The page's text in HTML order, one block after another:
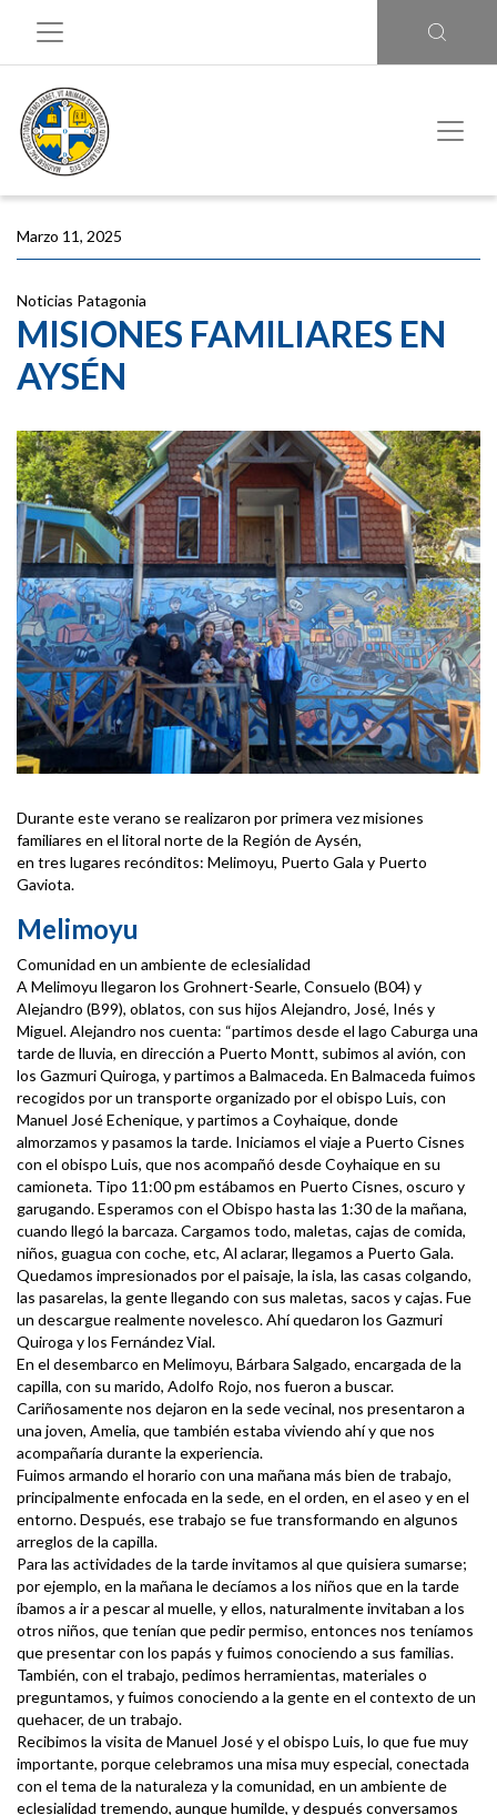
Marzo 11, 2025
Noticias Patagonia
MISIONES FAMILIARES EN
AYSÉN
Durante este verano se realizaron por primera vez misiones
familiares en el litoral norte de la Región de Aysén,
en tres lugares recónditos: Melimoyu, Puerto Gala y Puerto
Gaviota.
Melimoyu
Comunidad en un ambiente de eclesialidad
A Melimoyu llegaron los Grohnert-Searle, Consuelo (B04) y
Alejandro (B99), oblatos, con sus hijos Alejandro, José, Inés y
Miguel. Alejandro nos cuenta: “partimos desde el lago Caburga una
tarde de lluvia, en dirección a Puerto Montt, subimos al avión, con
los Gazmuri Quiroga, y partimos a Balmaceda. En Balmaceda fuimos
recogidos por un transporte organizado por el obispo Luis, con
Manuel José Echenique, y partimos a Coyhaique, donde
almorzamos y pasamos la tarde. Iniciamos el viaje a Puerto Cisnes
con el obispo Luis, que nos acompañó desde Coyhaique en su
camioneta. Tipo 11:00 pm estábamos en Puerto Cisnes, oscuro y
garugando. Esperamos con el Obispo hasta las 1:30 de la mañana,
cuando llegó la barcaza. Cargamos todo, maletas, cajas de comida,
niños, guagua con coche, etc, Al aclarar, llegamos a Puerto Gala.
Quedamos impresionados por el paisaje, la isla, las casas colgando,
las pasarelas, la gente llegando con sus maletas, sacos y cajas. Fue
un descargue realmente novelesco. Ahí quedaron los Gazmuri
Quiroga y los Fernández Vial.
En el desembarco en Melimoyu, Bárbara Salgado, encargada de la
capilla, con su marido, Adolfo Rojo, nos fueron a buscar.
Cariñosamente nos dejaron en la sede vecinal, nos presentaron a
una joven, Amelia, que también estaba viviendo ahí y que nos
acompañaría durante la experiencia.
Fuimos armando el horario con una mañana más bien de trabajo,
principalmente enfocada en la sede, en el orden, en el aseo y en el
entorno. Después, ese trabajo se fue transformando en algunos
arreglos de la capilla.
Para las actividades de la tarde invitamos al que quisiera sumarse;
por ejemplo, en la mañana le decíamos a los niños que en la tarde
íbamos a ir a pescar al muelle, y ellos, naturalmente invitaban a los
otros niños, que tenían que pedir permiso, entonces nos teníamos
que presentar con los papás y fuimos conociendo a sus familias.
También, con el trabajo, pedimos herramientas, materiales o
preguntamos, y fuimos conociendo a la gente en el contexto de un
quehacer, de un trabajo.
Recibimos la visita de Manuel José y el obispo Luis, lo que fue muy
importante, porque celebramos una misa muy especial, conectada
con el tema de la naturaleza y la comunidad, en un ambiente de
eclesialidad tremendo, aunque humilde, y después conversamos